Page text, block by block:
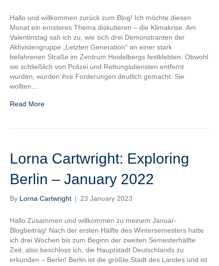
Hallo und willkommen zurück zum Blog! Ich möchte diesen
Monat ein ernsteres Thema diskutieren – die Klimakrise. Am
Valentinstag sah ich zu, wie sich drei Demonstranten der
Aktivistengruppe „Letzten Generation“ an einer stark
befahrenen Straße im Zentrum Heidelbergs festklebten. Obwohl
sie schließlich von Polizei und Rettungsdiensten entfernt
wurden, wurden ihre Forderungen deutlich gemacht. Sie
wollten…
Read More
Lorna Cartwright: Exploring
Berlin – January 2022
By Lorna Cartwright | 23 January 2023
Hallo Zusammen und willkommen zu meinem Januar-
Blogbeitrag! Nach der ersten Hälfte des Wintersemesters hatte
ich drei Wochen bis zum Beginn der zweiten Semesterhälfte
Zeit, also beschloss ich, die Hauptstadt Deutschlands zu
erkunden – Berlin! Berlin ist die größte Stadt des Landes und ist